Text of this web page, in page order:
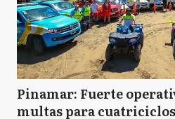
Pinamar: Fuerte
multas para cuatriciclos